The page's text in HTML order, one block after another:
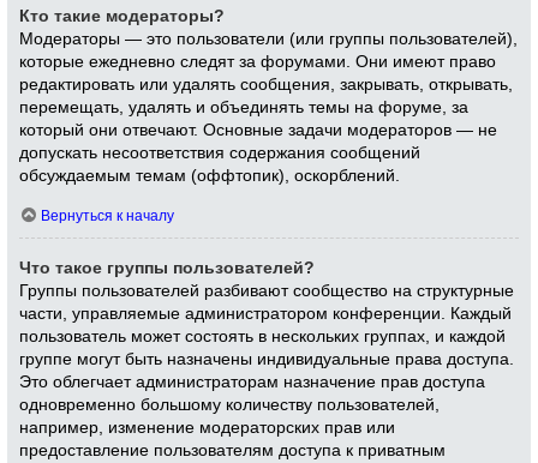
Кто такие модераторы?
Модераторы — это пользователи (или группы пользователей),
которые ежедневно следят за форумами. Они имеют право
редактировать или удалять сообщения, закрывать, открывать,
перемещать, удалять и объединять темы на форуме, за
который они отвечают. Основные задачи модераторов — не
допускать несоответствия содержания сообщений
обсуждаемым темам (оффтопик), оскорблений.
Вернуться к началу
Что такое группы пользователей?
Группы пользователей разбивают сообщество на структурные
части, управляемые администратором конференции. Каждый
пользователь может состоять в нескольких группах, и каждой
группе могут быть назначены индивидуальные права доступа.
Это облегчает администраторам назначение прав доступа
одновременно большому количеству пользователей,
например, изменение модераторских прав или
предоставление пользователям доступа к приватным